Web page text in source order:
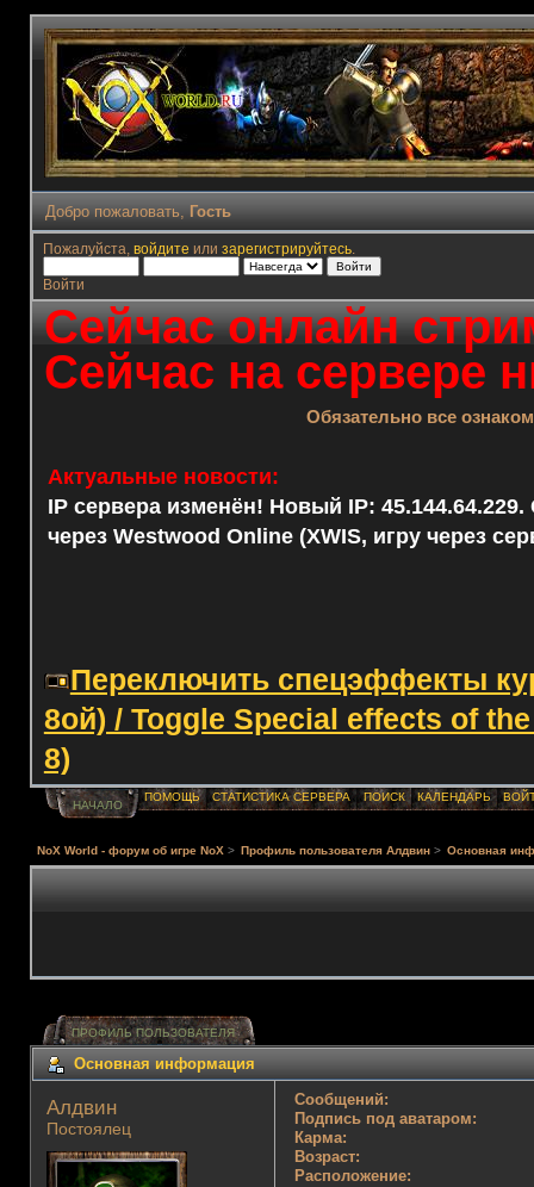
Добро пожаловать, Гость
Пожалуйста, войдите или зарегистрируйтесь.
Войти
Сейчас онлайн
Сейчас на сервере
Обязательно все
Актуальные новости:
IP сервера изменён! Новый IP: 45.144.64.229.
через Westwood Online (XWIS, игру через
Переключить спецэффекты
8ой) / Toggle Special effects of
8)
НАЧАЛО
ПОМОЩЬ СТАТИСТИКА СЕРВЕРА ПОИСК КАЛЕНДАРЬ
NoX World - форум об игре NoX > Профиль пользователя Алдвин > Основная
ПРОФИЛЬ ПОЛЬЗОВАТЕЛЯ
Основная информация
Алдвин
Постоялец
Сообщений:
Подпись под аватаром:
Карма:
Возраст:
Расположение: